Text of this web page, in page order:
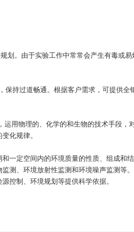
划。由于实验工作中常常会产生有毒或易
持过道畅通。根据客户需求，可提供全
用物理的、化学的和生物的技术手段，
化规律。
一定空间内的环境质量的性质、组成和
测、环境放射性监测和环境噪声监测等
控制、环境规划等提供科学依据。